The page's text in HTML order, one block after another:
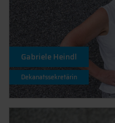
Gabriele Heindl
Dekanatssekretärin